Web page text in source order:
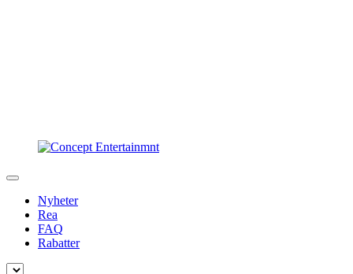
Nyheter
Rea
FAQ
Rabatter